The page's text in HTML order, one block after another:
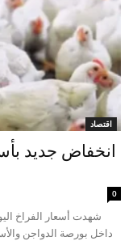
اقتصاد
انخفاض جديد
0
داخل بورصة الدواجن